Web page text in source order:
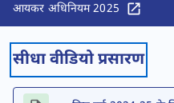
आयकर अधिनियम 2025
सीधा वीडियो प्रसारण